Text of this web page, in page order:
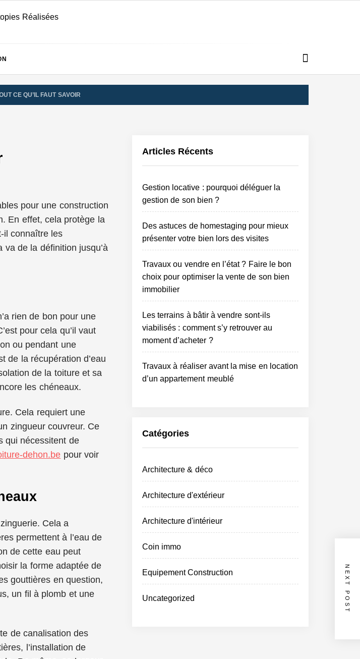
CE QU’IL FAUT SAVOIR
pour une construction
En effet, cela protège la
il connaître les
de la définition jusqu’à
rien de bon pour une
pour cela qu’il vaut
ou pendant une
de la récupération d’eau
de la toiture et sa
les chéneaux.
Cela requiert une
zingueur couvreur. Ce
qui nécessitent de
dehon.be pour voir
Cela a
permettent à l’eau de
de cette eau peut
la forme adaptée de
gouttières en question,
un fil à plomb et une
de canalisation des
l’installation de
NEXT POST
Articles Récents
Gestion locative : pourquoi déléguer la
gestion de son bien ?
Des astuces de homestaging pour mieux
présenter votre bien lors des visites
Travaux ou vendre en l’état ? Faire le bon
choix pour optimiser la vente de son bien
immobilier
Les terrains à bâtir à vendre sont-ils
viabilisés : comment s’y retrouver au
moment d’acheter ?
Travaux à réaliser avant la mise en location
d’un appartement meublé
Catégories
Architecture & déco
Architecture d'extérieur
Architecture d'intérieur
Coin immo
Equipement Construction
Uncategorized